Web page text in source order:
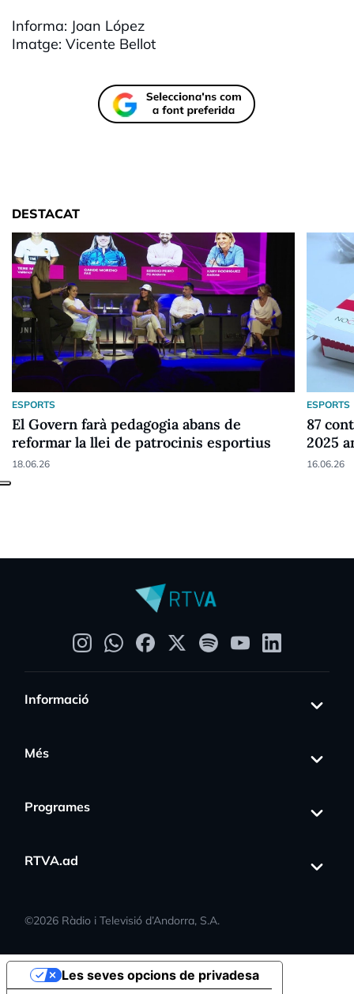
Informa: Joan López
Imatge: Vicente Bellot
DESTACAT
ESPORTS
El Govern farà pedagogia abans de
reformar la llei de patrocinis esportius
18.06.26
ESPORTS
87
2025
16.06.26
Informació
Més
Programes
RTVA.ad
©2026 Ràdio i Televisió d’Andorra, S.A.
Les seves opcions de privadesa